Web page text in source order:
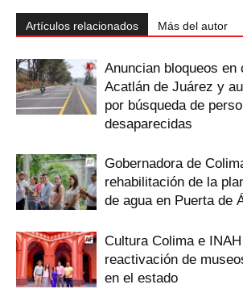
Artículos relacionados Más del autor
Anuncian bloqueos en
Acatlán de Juárez y
por búsqueda de
desaparecidas
Gobernadora de
rehabilitación de la
de agua en Puerta de
Cultura Colima e
reactivación de
en el estado